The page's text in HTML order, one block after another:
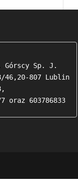
Górscy Sp. J.
46,20-807 Lublin
oraz 603786833